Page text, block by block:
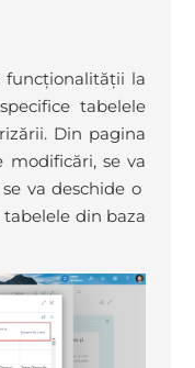
funcționalității la
tabelele
Din pagina
se va
va deschide o
din baza